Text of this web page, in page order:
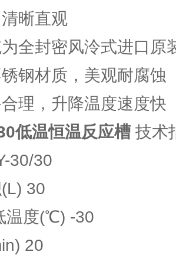
晰直观
全封密风泠式进口原
钢材质，美观耐腐蚀
理，升降温度速度快
低温恒温反应槽技术
30/30
30
温度(℃) -30
20